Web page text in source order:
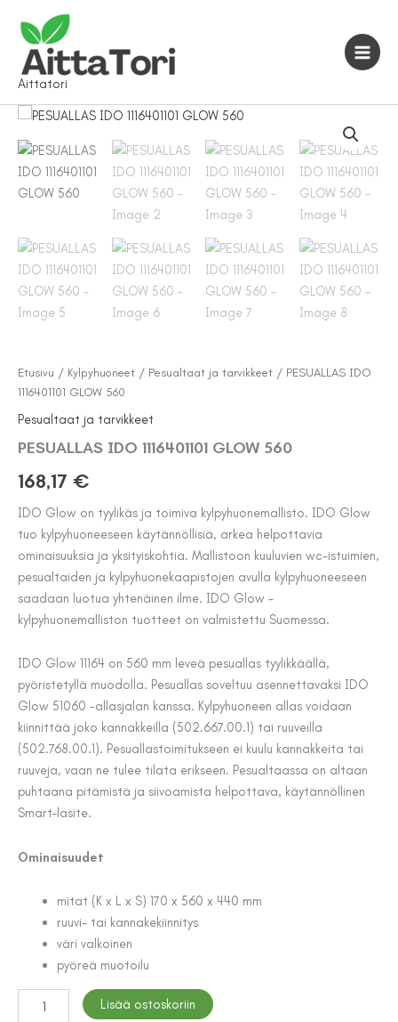
sisältöön
Aittatori
Etusivu / Kylpyhuoneet / Pesualtaat ja tarvikkeet / PESUALLAS IDO
1116401101 GLOW 560
Pesualtaat ja tarvikkeet
PESUALLAS IDO 1116401101 GLOW 560
168,17 €
IDO Glow on tyylikäs ja toimiva kylpyhuonemallisto. IDO Glow
tuo kylpyhuoneeseen käytännöllisiä, arkea helpottavia
ominaisuuksia ja yksityiskohtia. Mallistoon kuuluvien wc-istuimien,
pesualtaiden ja kylpyhuonekaapistojen avulla kylpyhuoneeseen
saadaan luotua yhtenäinen ilme. IDO Glow -
kylpyhuonemalliston tuotteet on valmistettu Suomessa.
IDO Glow 11164 on 560 mm leveä pesuallas tyylikkäällä,
pyöristetyllä muodolla. Pesuallas soveltuu asennettavaksi IDO
Glow 51060 -allasjalan kanssa. Kylpyhuoneen allas voidaan
kiinnittää joko kannakkeilla (502.667.00.1) tai ruuveilla
(502.768.00.1). Pesuallastoimitukseen ei kuulu kannakkeita tai
ruuveja, vaan ne tulee tilata erikseen. Pesualtaassa on altaan
puhtaana pitämistä ja siivoamista helpottava, käytännöllinen
Smart-lasite.
Ominaisuudet
mitat (K x L x S) 170 x 560 x 440 mm
ruuvi- tai kannakekiinnitys
väri valkoinen
pyöreä muotoilu
Lisää ostoskoriin